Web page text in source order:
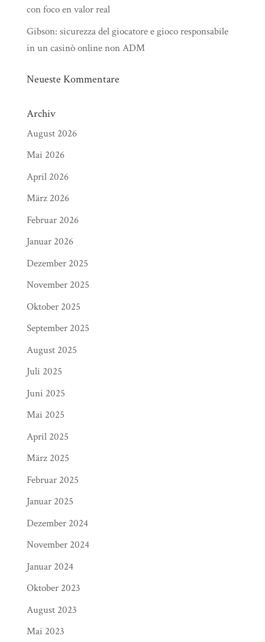
con foco en valor real
Gibson: sicurezza del giocatore e gioco responsabile
in un casinò online non ADM
Neueste Kommentare
Archiv
August 2026
Mai 2026
April 2026
März 2026
Februar 2026
Januar 2026
Dezember 2025
November 2025
Oktober 2025
September 2025
August 2025
Juli 2025
Juni 2025
Mai 2025
April 2025
März 2025
Februar 2025
Januar 2025
Dezember 2024
November 2024
Januar 2024
Oktober 2023
August 2023
Mai 2023